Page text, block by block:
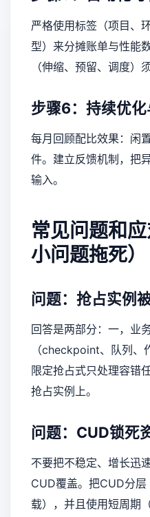
严格使用标签（项目、
型）来分摊账单与性能
（伸缩、预留、调度）
步骤6：持续优
每月回顾配比效果：闲
件。建立反馈机制，把
输入。
常见问题和
小问题拖死）
问题：抢占实例
回答是两部分：一，业
（checkpoint、队列、
限定抢占式只处理容错
抢占实例上。
问题：CUD锁死
不要把不稳定、增长迅
CUD覆盖。把CUD分
载），并且使用短周期